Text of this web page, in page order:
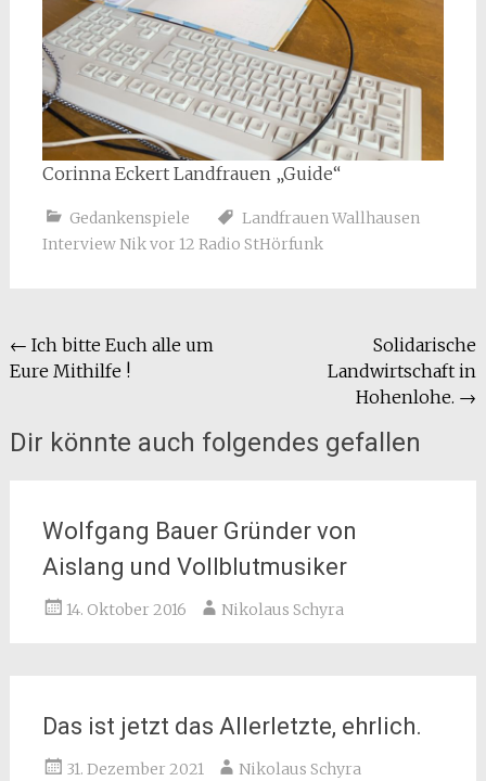
Corinna Eckert Landfrauen „Guide“
Gedankenspiele
Landfrauen Wallhausen
Interview Nik vor 12 Radio StHörfunk
Beitragsnavigation
← Ich bitte Euch alle um
Eure Mithilfe !
Solidarische
Landwirtschaft in
Hohenlohe. →
Dir könnte auch folgendes gefallen
Wolfgang Bauer Gründer von
Aislang und Vollblutmusiker
14. Oktober 2016 Nikolaus Schyra
Das ist jetzt das Allerletzte, ehrlich.
31. Dezember 2021 Nikolaus Schyra